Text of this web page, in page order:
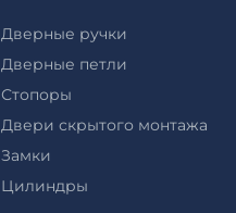
Дверные ручки
Дверные петли
Стопоры
Двери скрытого монтажа
Замки
Цилиндры